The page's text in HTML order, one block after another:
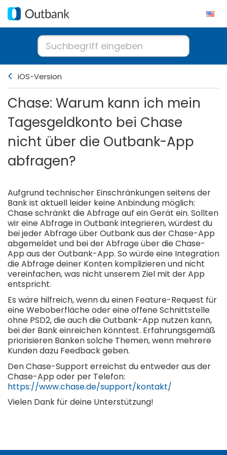
iOS-Version
Chase: Warum kann ich mein
Tagesgeldkonto bei Chase
nicht über die Outbank-App
abfragen?
Aufgrund technischer Einschränkungen seitens der
Bank ist aktuell leider keine Anbindung möglich:
Chase schränkt die Abfrage auf ein Gerät ein. Sollten
wir eine Abfrage in Outbank integrieren, würdest du
bei jeder Abfrage über Outbank aus der Chase-App
abgemeldet und bei der Abfrage über die Chase-
App aus der Outbank-App. So würde eine Integration
die Abfrage deiner Konten komplizieren und nicht
vereinfachen, was nicht unserem Ziel mit der App
entspricht.
Es wäre hilfreich, wenn du einen Feature-Request für
eine Weboberfläche oder eine offene Schnittstelle
ohne PSD2, die auch die Outbank-App nutzen kann,
bei der Bank einreichen könntest. Erfahrungsgemäß
priorisieren Banken solche Themen, wenn mehrere
Kunden dazu Feedback geben.
Den Chase-Support erreichst du entweder aus der
Chase-App oder per Telefon:
https://www.chase.de/support/kontakt/
Vielen Dank für deine Unterstützung!